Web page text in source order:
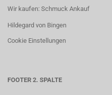
Wir kaufen: Schmuck Ankauf
Hildegard von Bingen
Cookie Einstellungen
FOOTER 2. SPALTE